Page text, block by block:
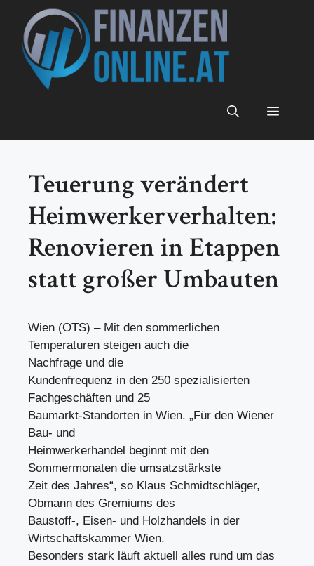
Inhalt
springen
Menü
Teuerung verändert
Heimwerkerverhalten:
Renovieren in Etappen
statt großer Umbauten
Wien (OTS) – Mit den sommerlichen
Temperaturen steigen auch die
Nachfrage und die
Kundenfrequenz in den 250 spezialisierten
Fachgeschäften und 25
Baumarkt-Standorten in Wien. „Für den Wiener
Bau- und
Heimwerkerhandel beginnt mit den
Sommermonaten die umsatzstärkste
Zeit des Jahres“, so Klaus Schmidtschläger,
Obmann des Gremiums des
Baustoff-, Eisen- und Holzhandels in der
Wirtschaftskammer Wien.
Besonders stark läuft aktuell alles rund um das